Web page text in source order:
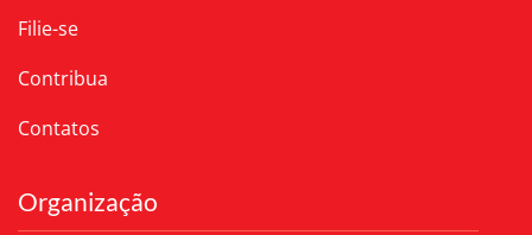
Filie-se
Contribua
Contatos
Organização